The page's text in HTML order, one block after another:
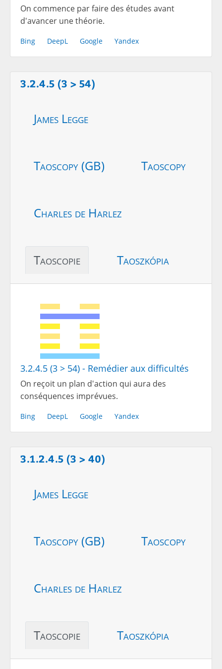
On commence par faire des études avant
d'avancer une théorie.
Bing DeepL Google Yandex
3.2.4.5 (3 > 54)
James Legge
Taoscopy (GB) Taoscopy
Charles de Harlez
Taoscopie Taoszkópia
3.2.4.5 (3 > 54) - Remédier aux difficultés
On reçoit un plan d'action qui aura des
conséquences imprévues.
Bing DeepL Google Yandex
3.1.2.4.5 (3 > 40)
James Legge
Taoscopy (GB) Taoscopy
Charles de Harlez
Taoscopie Taoszkópia